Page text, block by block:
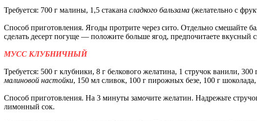
Требуется: 700 г малины, 1,5 стакана сладкого бальзама (желательно с
Способ приготовления. Ягоды протрите через сито. Отдельно смешайте
сделать десерт погуще — положите больше ягод, предпочитаете вкусный
МУСС КЛУБНИЧНЫЙ
Требуется: 500 г клубники, 8 г белкового желатина, 1 стручок ванили,
малиновой настойки, 150 мл сливок, 100 г пирожных безе, 100 г
Способ приготовления. На 3 минуты замочите желатин. Надрежьте
лимонный сок.